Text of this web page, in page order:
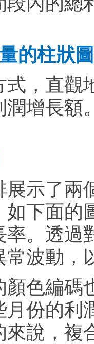
的柱狀圖
式，直觀
潤增長額
展示了兩
如下面的
率。透過
常波動，
顏色編碼
月份的利
來說，複